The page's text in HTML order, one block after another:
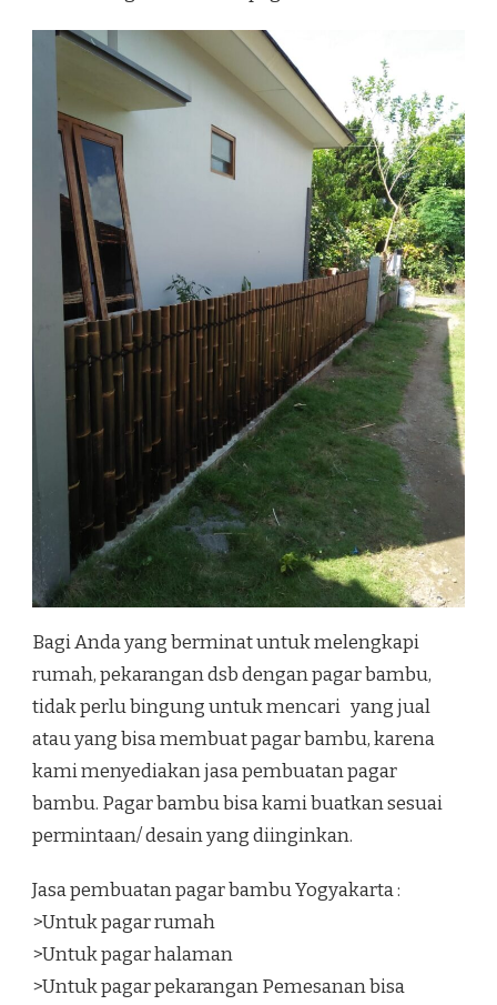
Bagi Anda yang berminat untuk melengkapi
rumah, pekarangan dsb dengan pagar bambu,
tidak perlu bingung untuk mencari yang jual
atau yang bisa membuat pagar bambu, karena
kami menyediakan jasa pembuatan pagar
bambu. Pagar bambu bisa kami buatkan sesuai
permintaan/ desain yang diinginkan.
Jasa pembuatan pagar bambu Yogyakarta :
>Untuk pagar rumah
>Untuk pagar halaman
>Untuk pagar pekarangan Pemesanan bisa